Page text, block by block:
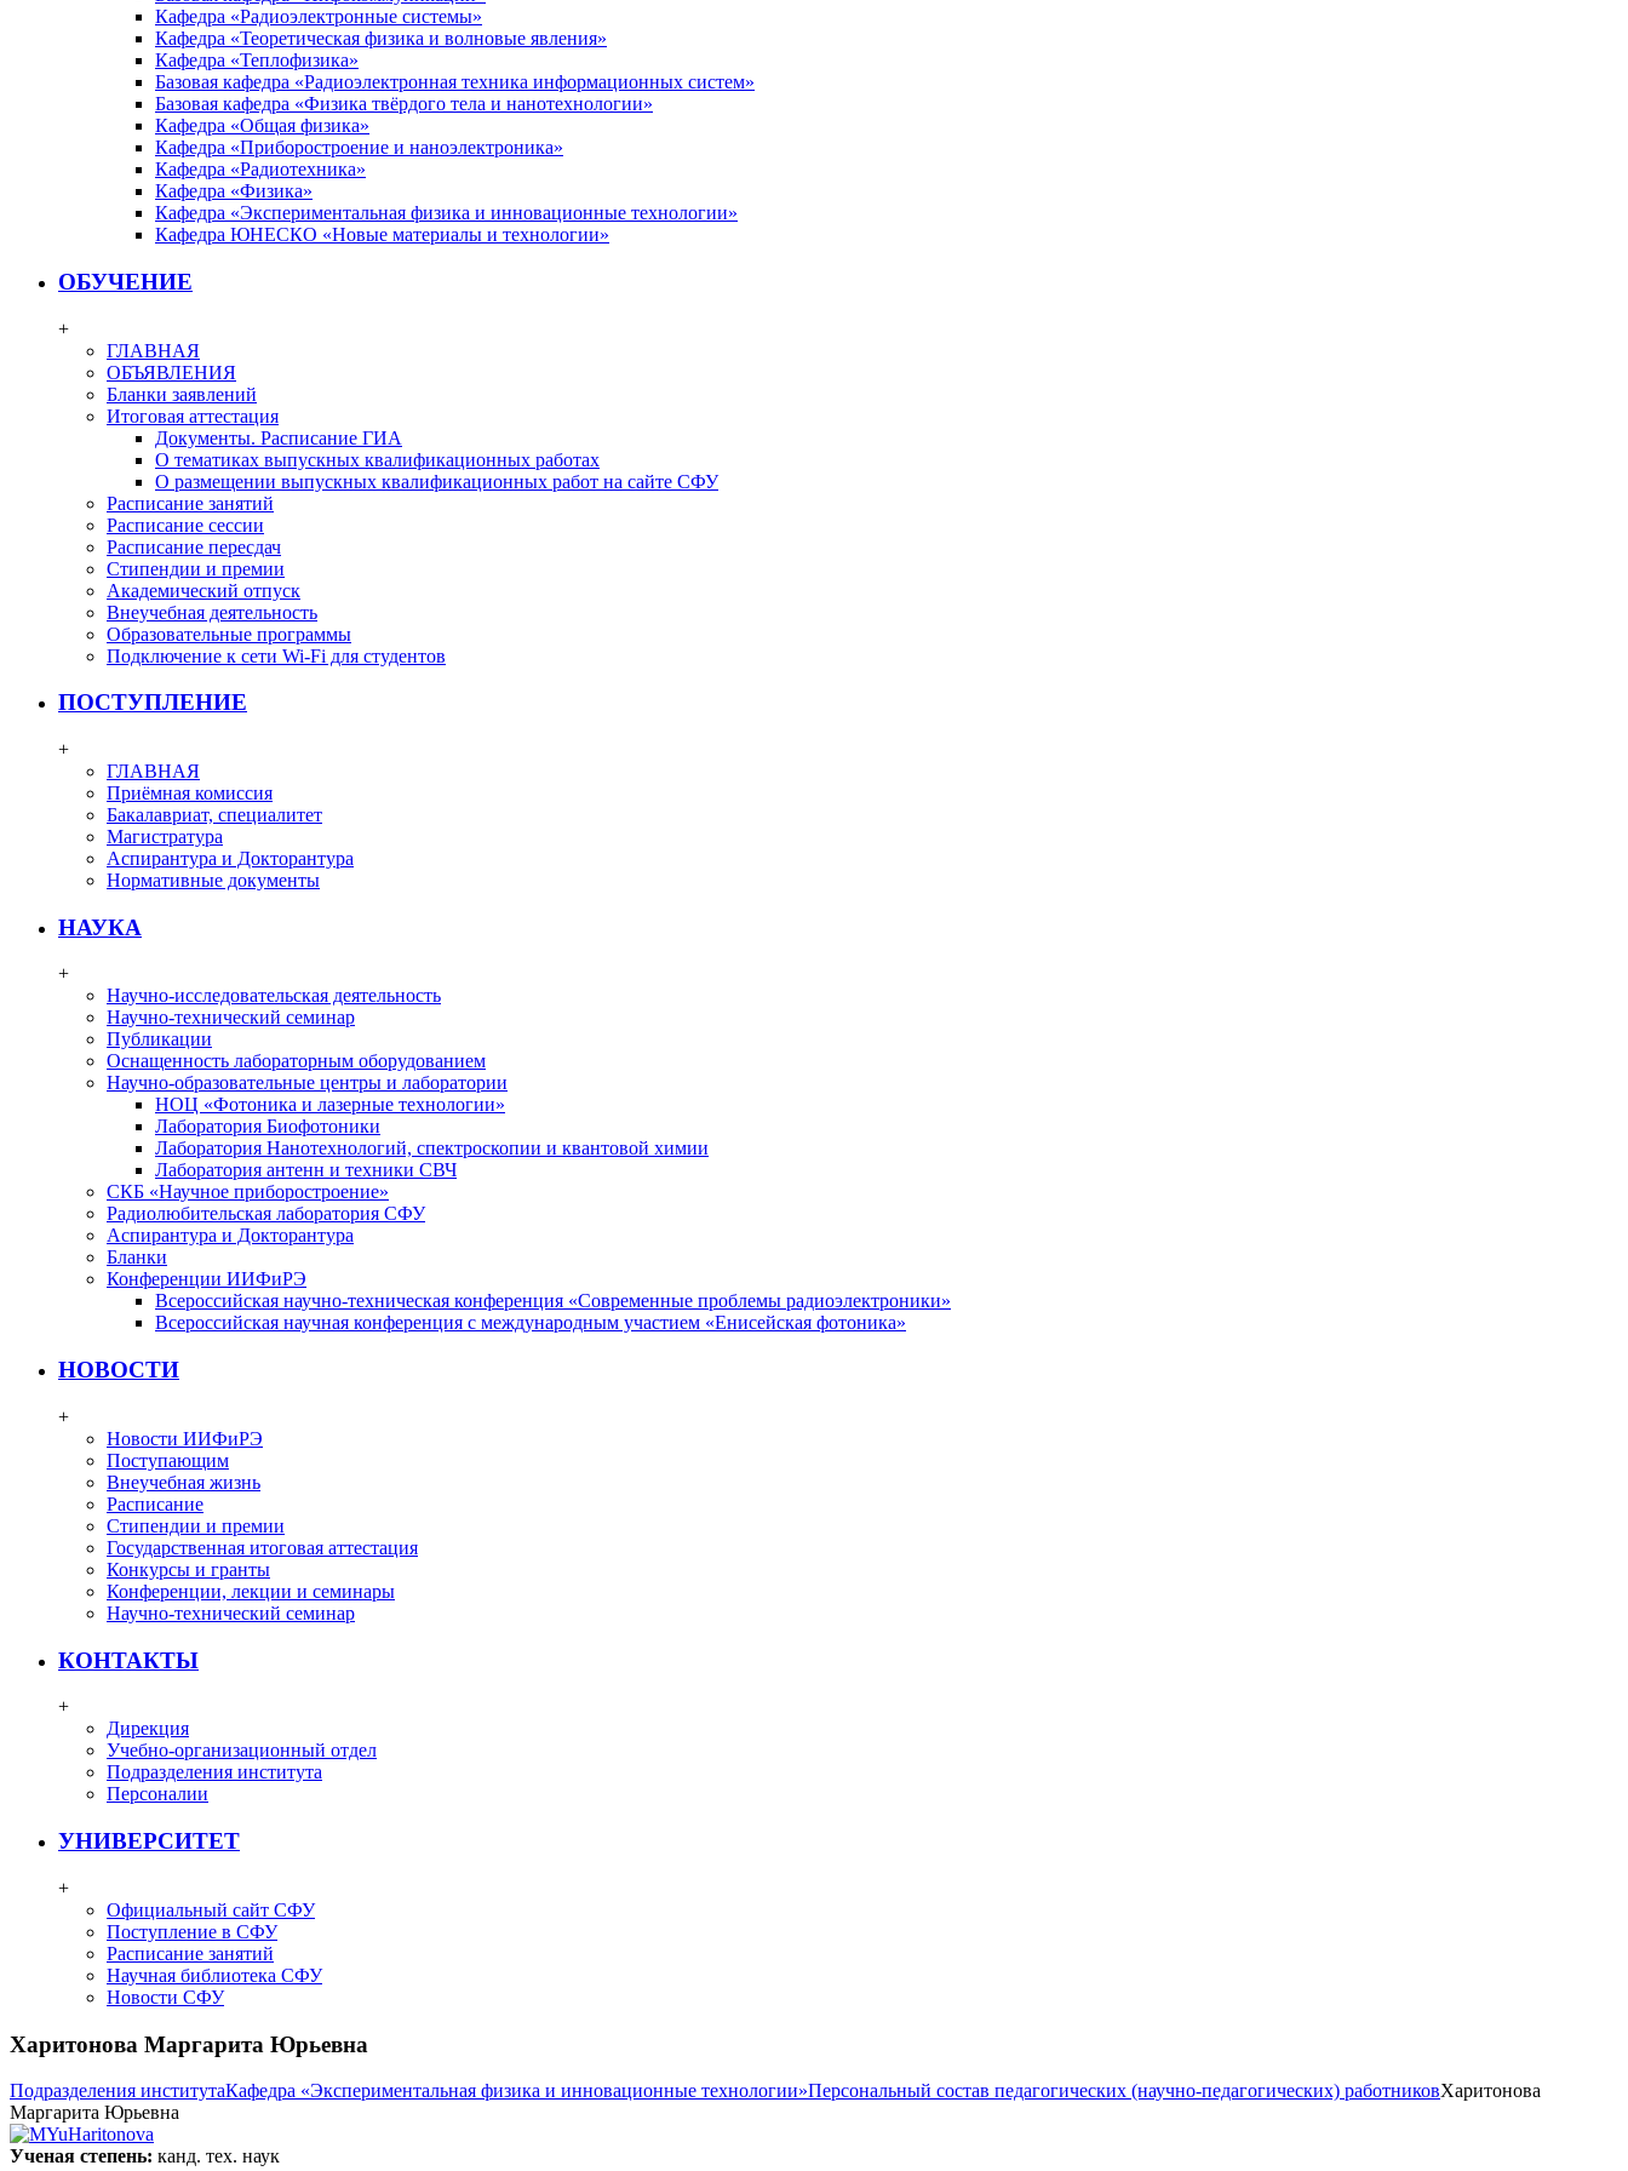
Кафедра «Радиоэлектронные системы»
Кафедра «Теоретическая физика и волновые явления»
Кафедра «Теплофизика»
Базовая кафедра «Радиоэлектронная техника информационных систем»
Базовая кафедра «Физика твёрдого тела и нанотехнологии»
Кафедра «Общая физика»
Кафедра «Приборостроение и наноэлектроника»
Кафедра «Радиотехника»
Кафедра «Физика»
Кафедра «Экспериментальная физика и инновационные технологии»
Кафедра ЮНЕСКО «Новые материалы и технологии»
ОБУЧЕНИЕ
+
ГЛАВНАЯ
ОБЪЯВЛЕНИЯ
Бланки заявлений
Итоговая аттестация
Документы. Расписание ГИА
О тематиках выпускных квалификационных работах
О размещении выпускных квалификационных работ на сайте СФУ
Расписание занятий
Расписание сессии
Расписание пересдач
Стипендии и премии
Академический отпуск
Внеучебная деятельность
Образовательные программы
Подключение к сети Wi-Fi для студентов
ПОСТУПЛЕНИЕ
+
ГЛАВНАЯ
Приёмная комиссия
Бакалавриат, специалитет
Магистратура
Аспирантура и Докторантура
Нормативные документы
НАУКА
+
Научно-исследовательская деятельность
Научно-технический семинар
Публикации
Оснащенность лабораторным оборудованием
Научно-образовательные центры и лаборатории
НОЦ «Фотоника и лазерные технологии»
Лаборатория Биофотоники
Лаборатория Нанотехнологий, спектроскопии и квантовой химии
Лаборатория антенн и техники СВЧ
СКБ «Научное приборостроение»
Радиолюбительская лаборатория СФУ
Аспирантура и Докторантура
Бланки
Конференции ИИФиРЭ
Всероссийская научно-техническая конференция «Современные проблемы радиоэлектроники»
Всероссийская научная конференция с международным участием «Енисейская фотоника»
НОВОСТИ
+
Новости ИИФиРЭ
Поступающим
Внеучебная жизнь
Расписание
Стипендии и премии
Государственная итоговая аттестация
Конкурсы и гранты
Конференции, лекции и семинары
Научно-технический семинар
КОНТАКТЫ
+
Дирекция
Учебно-организационный отдел
Подразделения института
Персоналии
УНИВЕРСИТЕТ
+
Официальный сайт СФУ
Поступление в СФУ
Расписание занятий
Научная библиотека СФУ
Новости СФУ
Харитонова Маргарита Юрьевна
Подразделения институтаКафедра «Экспериментальная физика и инновационные технологии»Персональный состав педагогических (научно-педагогических) работниковХаритонова
Маргарита Юрьевна
Ученая степень: канд. тех. наук